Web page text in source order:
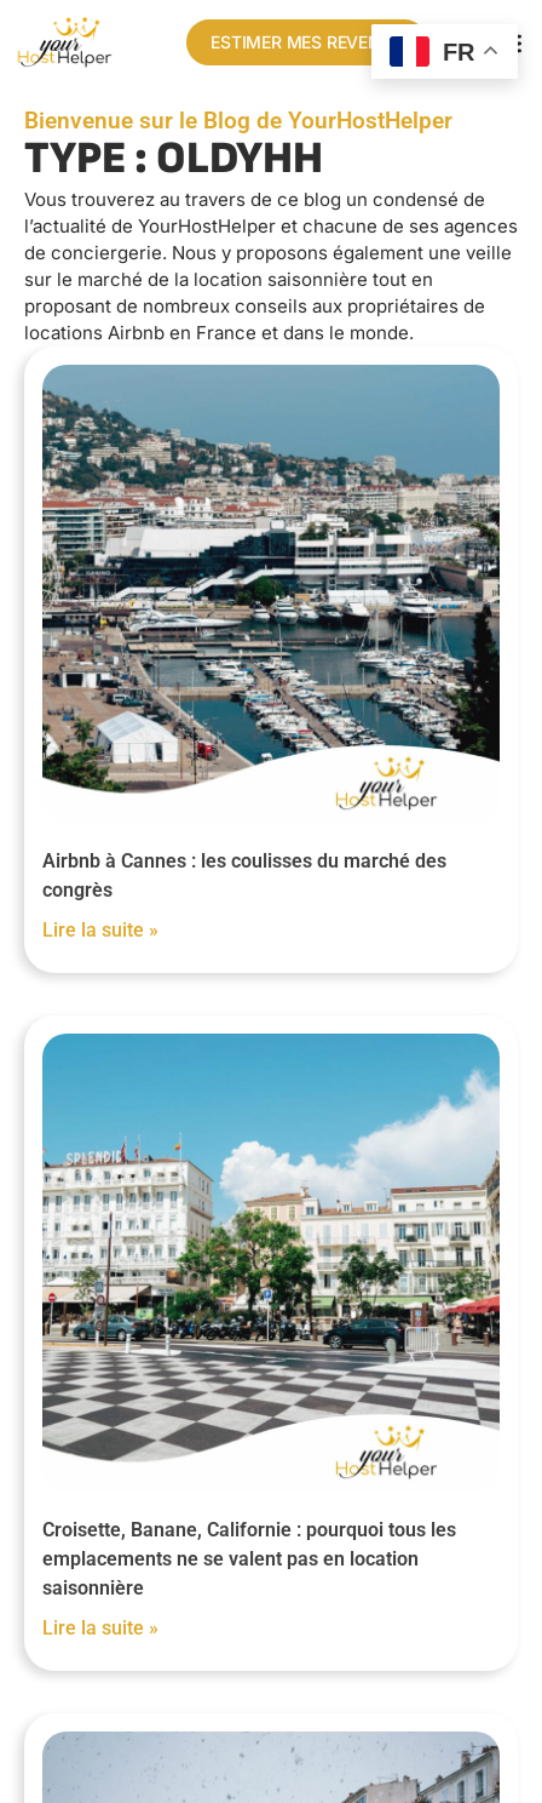
ESTIMER MES REVENUS
Bienvenue sur le Blog de YourHostHelper
TYPE : OLDYHH
Vous trouverez au travers de ce blog un condensé de
l’actualité de YourHostHelper et chacune de ses agences
de conciergerie. Nous y proposons également une veille
sur le marché de la location saisonnière tout en
proposant de nombreux conseils aux propriétaires de
locations Airbnb en France et dans le monde.
Airbnb à Cannes : les coulisses du marché des
congrès
Lire la suite »
Croisette, Banane, Californie : pourquoi tous les
emplacements ne se valent pas en location
saisonnière
Lire la suite »
FR